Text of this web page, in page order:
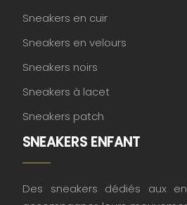
Sneakers en cuir
Sneakers en velours
Sneakers noirs
Sneakers à lacet
Sneakers patch
SNEAKERS ENFANT
Des sneakers dédiés aux